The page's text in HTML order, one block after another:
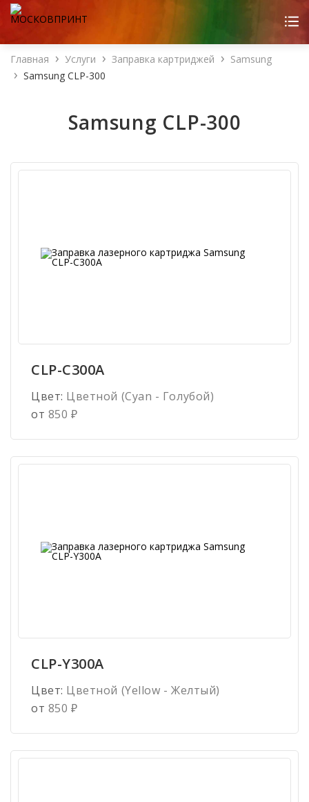
Главная Услуги Заправка картриджей
Samsung
Samsung CLP-300
Samsung CLP-300
CLP-C300A
Цвет: Цветной (Cyan - Голубой)
от 850 ₽
CLP-Y300A
Цвет: Цветной (Yellow - Желтый)
от 850 ₽